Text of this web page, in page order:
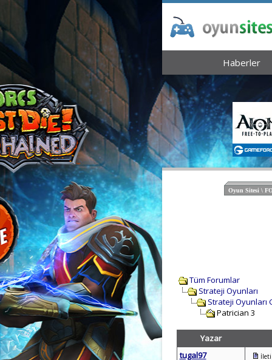
Haberler
Oyun Sitesi \
Tüm Forumlar
Strateji Oyunları
Strateji Oyunları
Patrician 3
Yazar
tugal97